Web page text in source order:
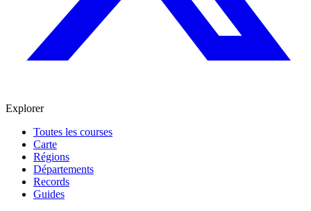
Explorer
Toutes les courses
Carte
Régions
Départements
Records
Guides